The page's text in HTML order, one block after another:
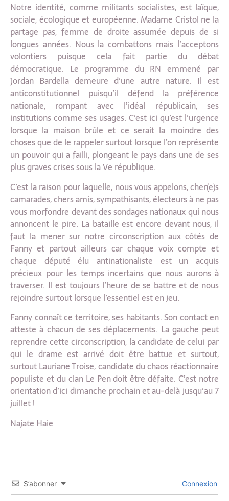
Notre identité, comme militants socialistes, est laïque,
sociale, écologique et européenne. Madame Cristol ne la
partage pas, femme de droite assumée depuis de si
longues années. Nous la combattons mais l’acceptons
volontiers puisque cela fait partie du débat
démocratique. Le programme du RN emmené par
Jordan Bardella demeure d’une autre nature. Il est
anticonstitutionnel puisqu’il défend la préférence
nationale, rompant avec l’idéal républicain, ses
institutions comme ses usages. C’est ici qu’est l’urgence
lorsque la maison brûle et ce serait la moindre des
choses que de le rappeler surtout lorsque l’on représente
un pouvoir qui a failli, plongeant le pays dans une de ses
plus graves crises sous la Ve république.
C’est la raison pour laquelle, nous vous appelons, cher(e)s
camarades, chers amis, sympathisants, électeurs à ne pas
vous morfondre devant des sondages nationaux qui nous
annoncent le pire. La bataille est encore devant nous, il
faut la mener sur notre circonscription aux côtés de
Fanny et partout ailleurs car chaque voix compte et
chaque député élu antinationaliste est un acquis
précieux pour les temps incertains que nous aurons à
traverser. Il est toujours l’heure de se battre et de nous
rejoindre surtout lorsque l’essentiel est en jeu.
Fanny connaît ce territoire, ses habitants. Son contact en
atteste à chacun de ses déplacements. La gauche peut
reprendre cette circonscription, la candidate de celui par
qui le drame est arrivé doit être battue et surtout,
surtout Lauriane Troise, candidate du chaos réactionnaire
populiste et du clan Le Pen doit être défaite. C’est notre
orientation d’ici dimanche prochain et au-delà jusqu’au 7
juillet !
Najate Haie
S’abonner Connexion